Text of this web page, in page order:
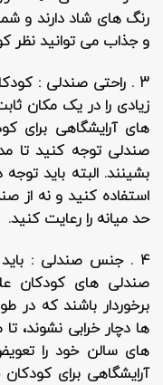
رنگ های شاد دارند و
و جذاب می توانید نظر
3 . راحتی صندلی :
زیادی را در یک مکان
های آرایشگاهی برای
صندلی توجه کنید تا
بشینند. البته باید
استفاده کنید و نه از
حد میانه را رعایت کنید.
4 . جنس صندلی :
صندلی های کودکان
برخوردار باشند که در
ها دچار خرابی نشوند،
های سالن خود را
آرایشگاهی برای